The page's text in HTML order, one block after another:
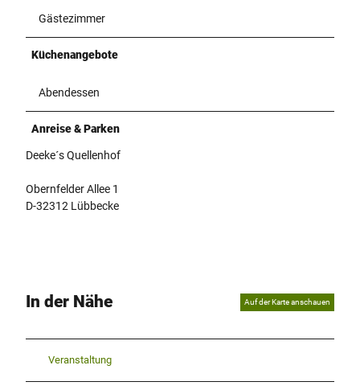
Gästezimmer
Küchenangebote
Abendessen
Anreise & Parken
Deeke´s Quellenhof
Obernfelder Allee 1
D-32312 Lübbecke
In der Nähe Auf der Karte anschauen
Veranstaltung